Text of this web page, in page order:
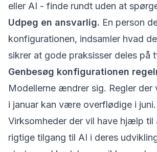
eller AI - finde rundt uden at
Udpeg en ansvarlig. En person
konfigurationen, indsamler hvad
sikrer at gode praksisser deles på
Genbesøg konfigurationen
Modellerne ændrer sig. Regler der
i januar kan være overflødige i juni.
Virksomheder der vil have hjælp til
rigtige tilgang til AI i deres